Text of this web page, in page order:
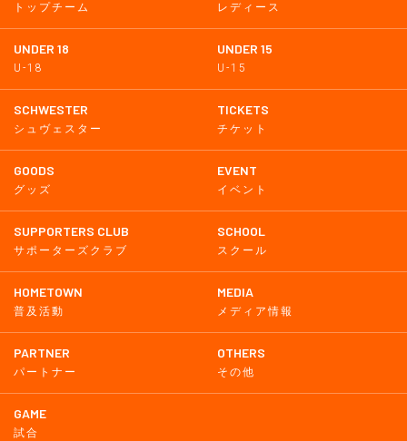
トップチーム レディース
UNDER 18
U-18
UNDER 15
U-15
SCHWESTER
シュヴェスター
TICKETS
チケット
GOODS
グッズ
EVENT
イベント
SUPPORTERS CLUB
サポーターズクラブ
SCHOOL
スクール
HOMETOWN
普及活動
MEDIA
メディア情報
PARTNER
パートナー
OTHERS
その他
GAME
試合